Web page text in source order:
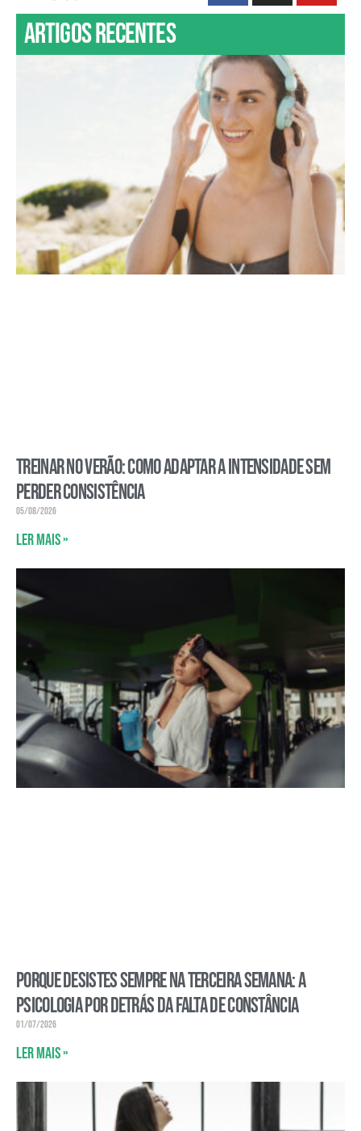
Artigos recentes
Treinar no verão: como adaptar a intensidade sem
perder consistência
05/08/2026
Ler mais »
Porque desistes sempre na terceira semana: a
psicologia por detrás da falta de constância
01/07/2026
Ler mais »